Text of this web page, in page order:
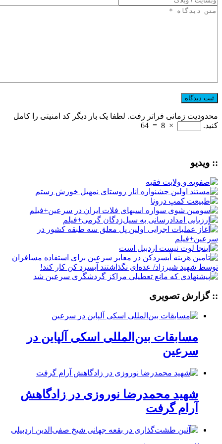
محدودیت زمانی فراتر رفت. لطفا یک بار دیگر کد امنیتی را کامل
کنید.
×
8
=
64
:: ویدیو
:: گزارش تصویری
مسابقات بین‌المللی اسکی آلپاین در
سرعین
شهید محمدرضا نوروزی در زادگاهش
آرام گرفت